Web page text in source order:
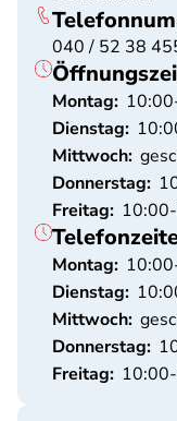
040 / 52 38
Montag:
Dienstag:
Mittwoch:
Donnerstag:
Freitag:
Montag:
Dienstag:
Mittwoch:
Donnerstag:
Freitag: